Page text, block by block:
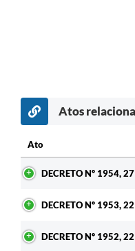
Atos
Ato
DECRETO Nº 1954,
DECRETO Nº 1953,
DECRETO Nº 1952,